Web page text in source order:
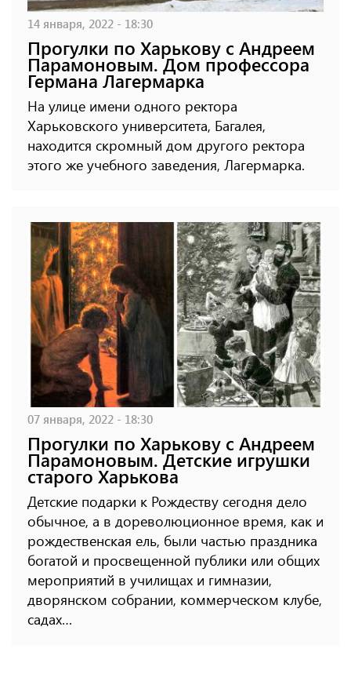
14 января, 2022 - 18:30
Прогулки по Харькову с Андреем
Парамоновым. Дом профессора
Германа Лагермарка
На улице имени одного ректора
Харьковского университета, Багалея,
находится скромный дом другого ректора
этого же учебного заведения, Лагермарка.
07 января, 2022 - 18:30
Прогулки по Харькову с Андреем
Парамоновым. Детские игрушки
старого Харькова
Детские подарки к Рождеству сегодня дело
обычное, а в дореволюционное время, как и
рождественская ель, были частью праздника
богатой и просвещенной публики или общих
мероприятий в училищах и гимназии,
дворянском собрании, коммерческом клубе,
садах…